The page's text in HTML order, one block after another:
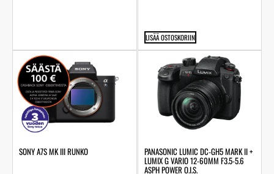
LISÄÄ OSTOSKORIIN
SONY A7S MK III RUNKO PANASONIC LUMIC DC-GH5 MARK II +
LUMIX G VARIO 12-60MM F3.5-5.6
ASPH POWER O.I.S.